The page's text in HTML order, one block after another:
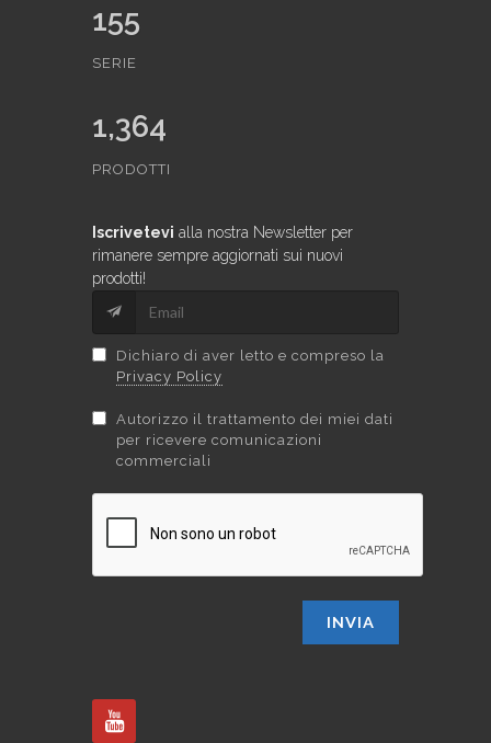
155
SERIE
1,364
PRODOTTI
Iscrivetevi alla nostra Newsletter per
rimanere sempre aggiornati sui nuovi
prodotti!
Dichiaro di aver letto e compreso la
Privacy Policy
Autorizzo il trattamento dei miei dati
per ricevere comunicazioni
commerciali
INVIA